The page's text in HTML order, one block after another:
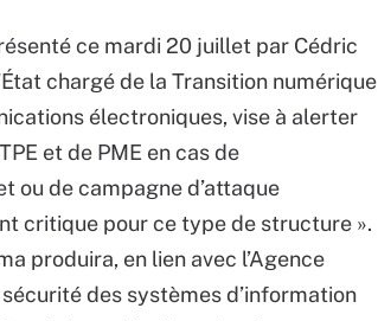
ce mardi 20 juillet par Cédric
chargé de la Transition numérique
électroniques, vise à alerter
et de PME en cas de
ou de campagne d’attaque
critique pour ce type de structure ».
produira, en lien avec l’Agence
des systèmes d’information